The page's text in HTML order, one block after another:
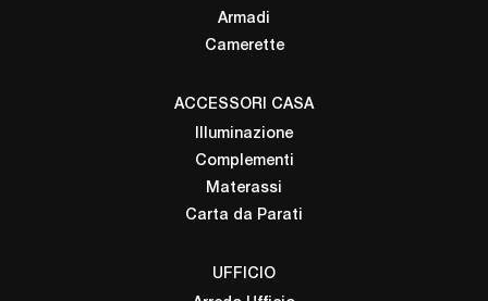
Armadi
Camerette
ACCESSORI CASA
Illuminazione
Complementi
Materassi
Carta da Parati
UFFICIO